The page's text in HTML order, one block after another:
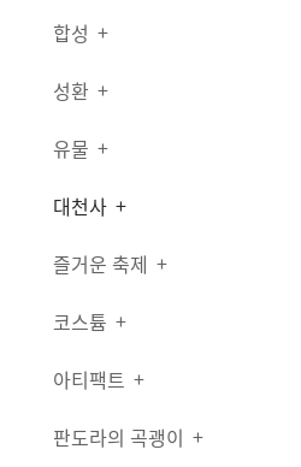
합성
성환
유물
대천사
즐거운 축제
코스튬
아티팩트
판도라의 곡괭이